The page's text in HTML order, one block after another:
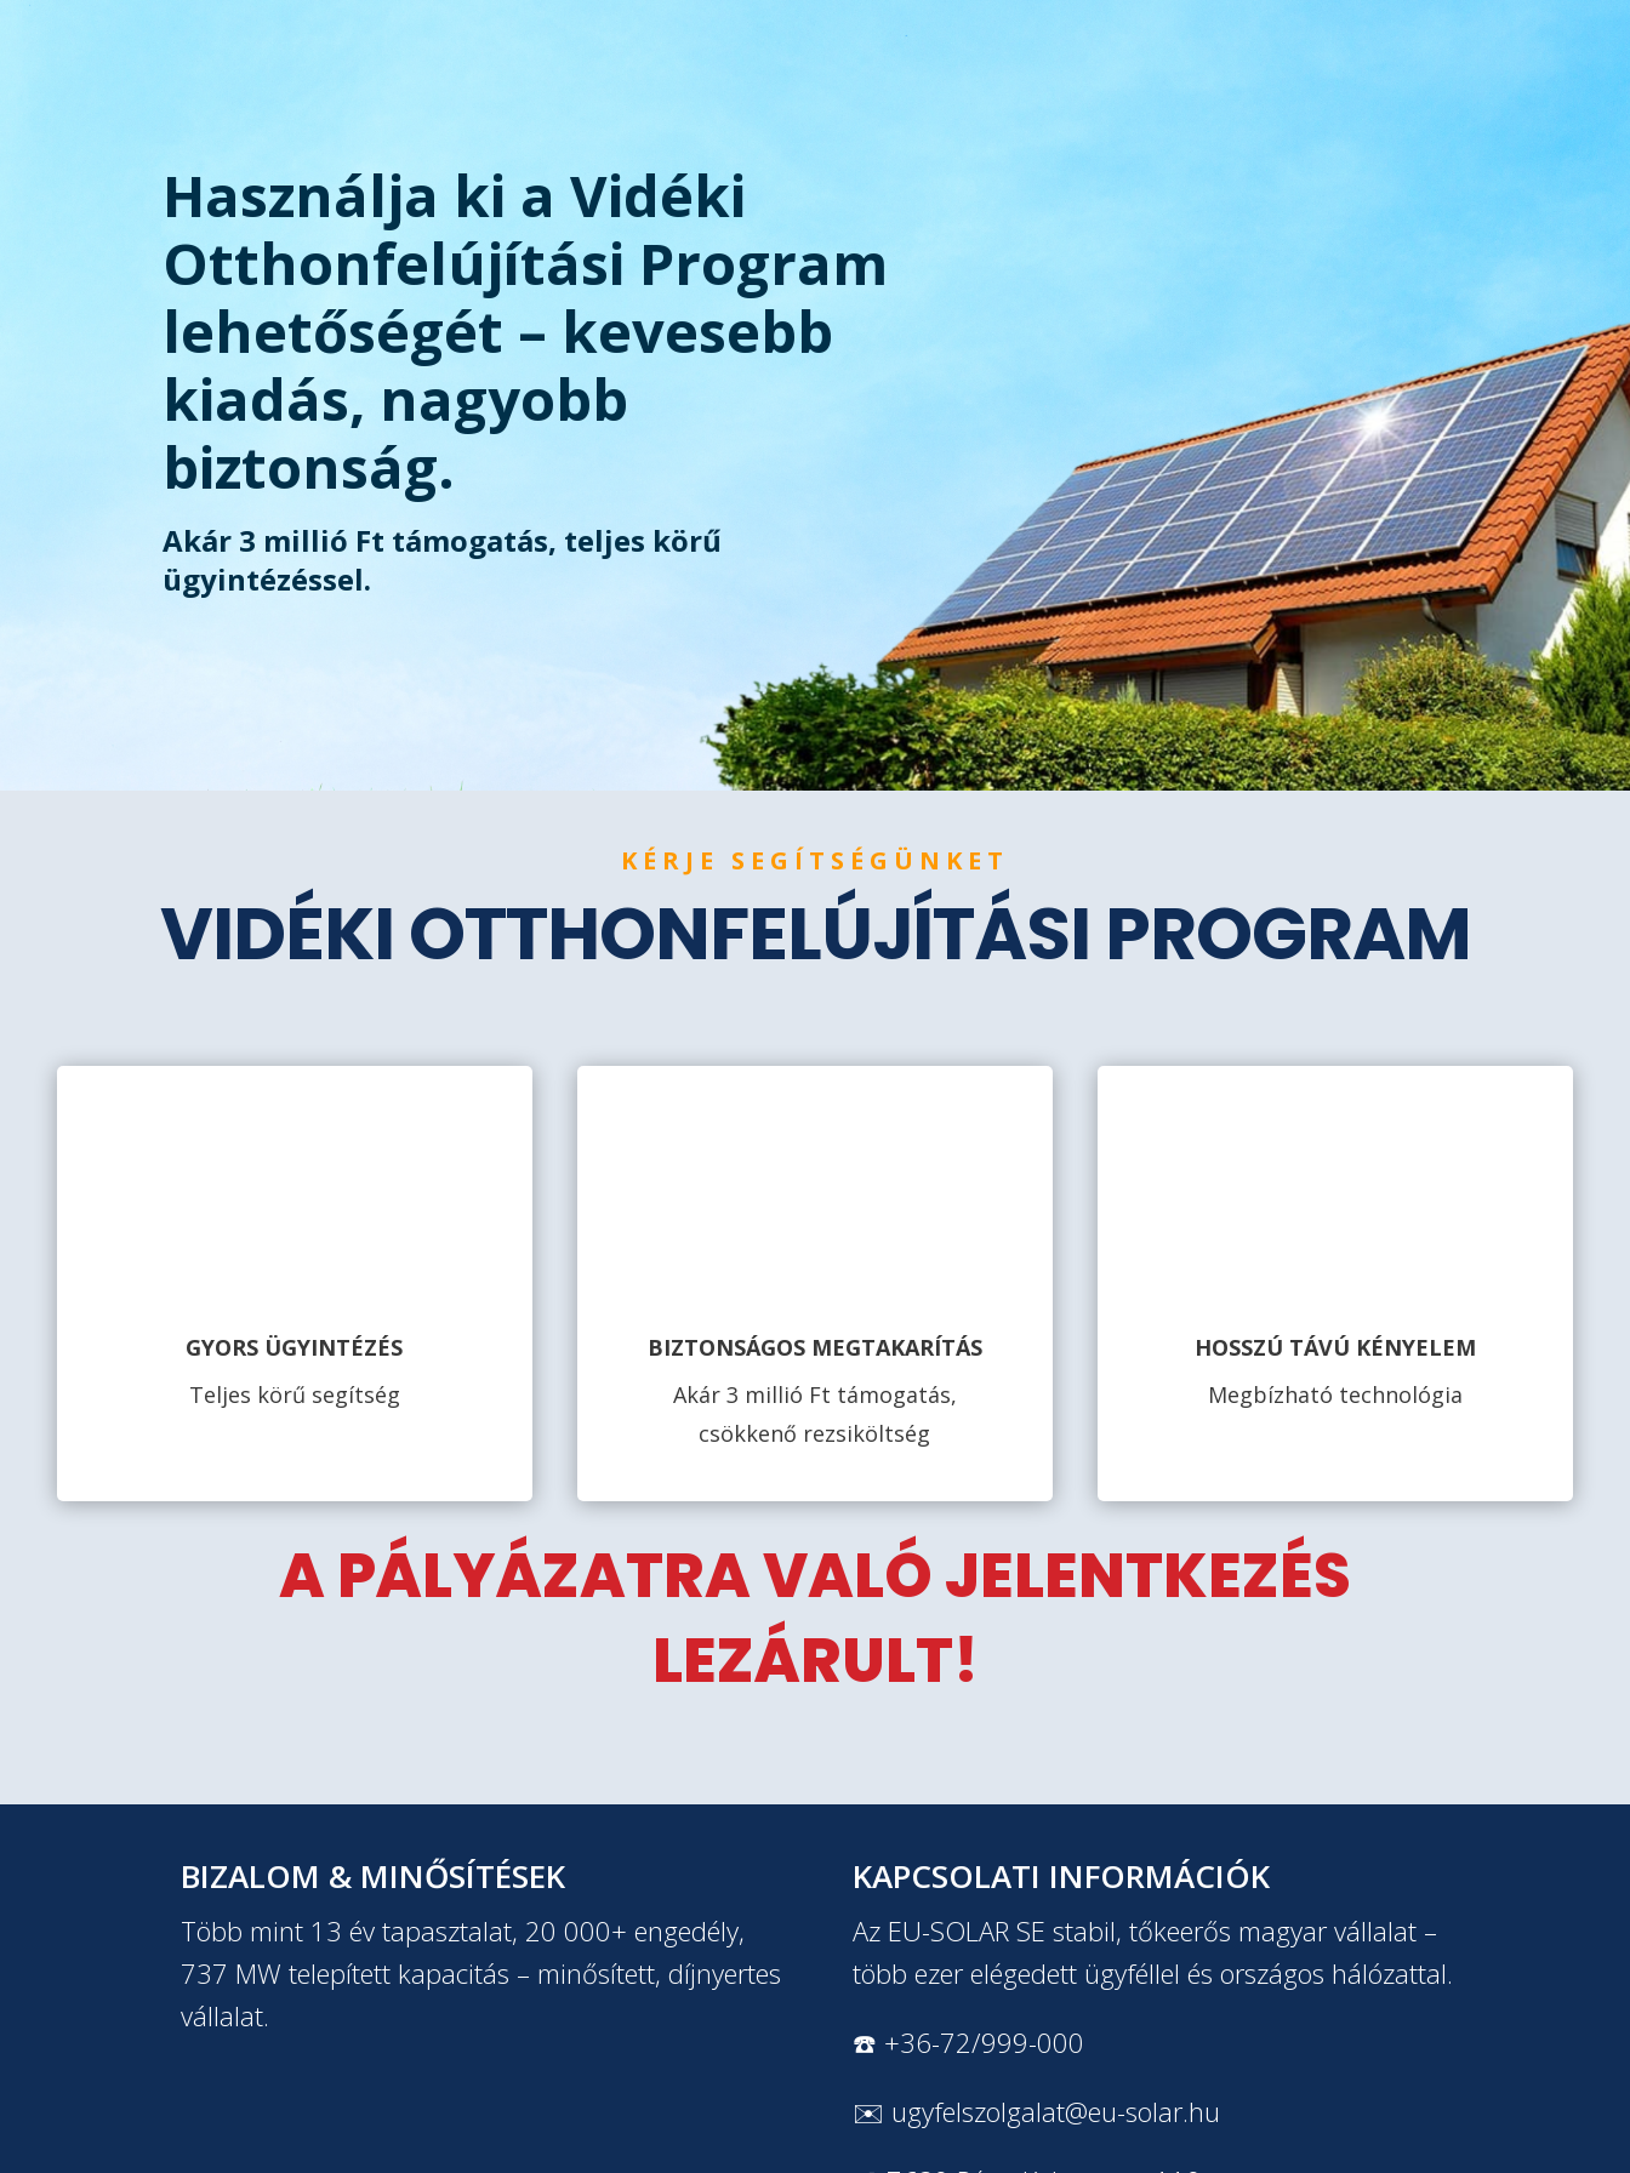
Használja ki a Vidéki
Otthonfelújítási Program
lehetőségét – kevesebb
kiadás, nagyobb
biztonság.
Akár 3 millió Ft támogatás, teljes körű
ügyintézéssel.
KÉRJE SEGÍTSÉGÜNKET
VIDÉKI OTTHONFELÚJÍTÁSI PROGRAM
GYORS ÜGYINTÉZÉS
Teljes körű segítség
BIZTONSÁGOS MEGTAKARÍTÁS
Akár 3 millió Ft támogatás,
csökkenő rezsiköltség
HOSSZÚ TÁVÚ KÉNYELEM
Megbízható technológia
A PÁLYÁZATRA VALÓ JELENTKEZÉS
LEZÁRULT!
BIZALOM & MINŐSÍTÉSEK
Több mint 13 év tapasztalat, 20 000+ engedély,
737 MW telepített kapacitás – minősített, díjnyertes
vállalat.
KAPCSOLATI INFORMÁCIÓK
Az EU-SOLAR SE stabil, tőkeerős magyar vállalat –
több ezer elégedett ügyféllel és országos hálózattal.
☎️ +36-72/999-000
✉️ ugyfelszolgalat@eu-solar.hu